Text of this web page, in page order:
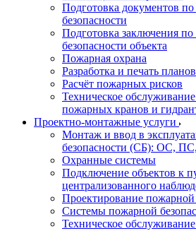
Подготовка документов
безопасности
Подготовка заключения
безопасности объекта
Пожарная охрана
Разработка и печать
Расчёт пожарных рисков
Техническое
пожарных кранов и
Проектно-монтажные услуги
Монтаж и ввод в
безопасности (СБ): ОС,
Охранные системы
Подключение объектов к
централизованного
Проектирование пожарной
Системы пожарной
Техническое